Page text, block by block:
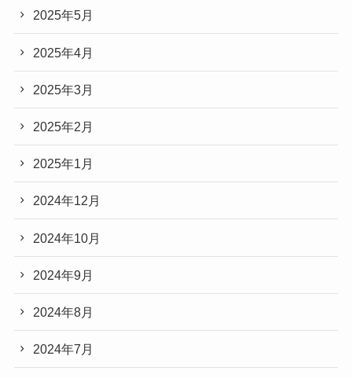
2025年5月
2025年4月
2025年3月
2025年2月
2025年1月
2024年12月
2024年10月
2024年9月
2024年8月
2024年7月